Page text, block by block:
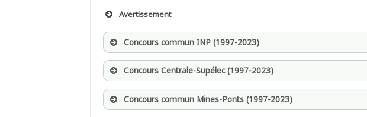
Avertissement
Concours commun INP (1997-2023)
Concours Centrale-Supélec (1997-2023)
Concours commun Mines-Ponts (1997-2023)